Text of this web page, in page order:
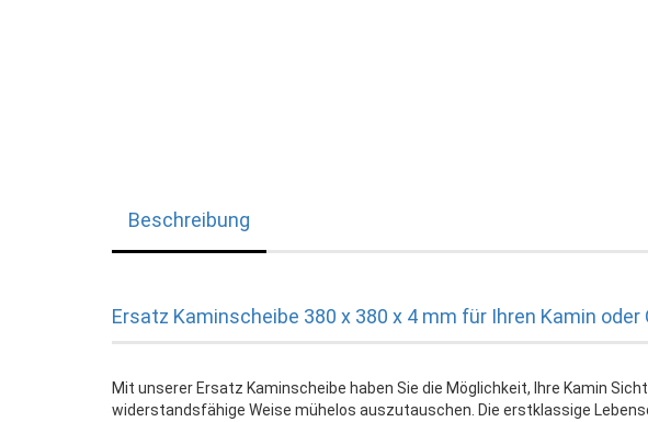
Beschreibung
Ersatz Kaminscheibe 380 x 380 x 4 mm für Ihren Kamin oder
Mit unserer Ersatz Kaminscheibe haben Sie die Möglichkeit, Ihre Kamin
widerstandsfähige Weise mühelos auszutauschen. Die erstklassige